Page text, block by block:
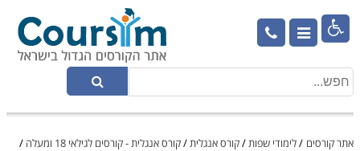

אתר קורסים /לימודי שפות/קורס אנגלית/קורס אנגלית - קורסים לגילאי 18 ומעלה
/